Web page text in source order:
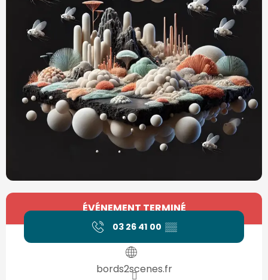
Ouverture et coordonnées
ÉVÉNEMENT TERMINÉ
03 26 41 00 ▒▒
bords2scenes.fr